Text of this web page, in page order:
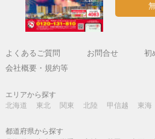
よくあるご質問 お問合せ 初
会社概要・規約等
エリアから探す
北海道
東北 関東 北陸 甲信越 東海
都道府県から探す